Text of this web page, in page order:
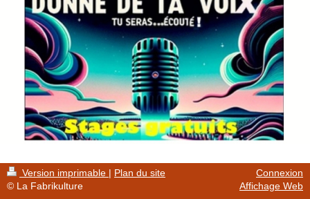
Version imprimable | Plan du site
© La Fabrikulture
Connexion
Affichage Web